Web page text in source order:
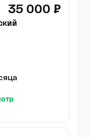
35 000 ₽